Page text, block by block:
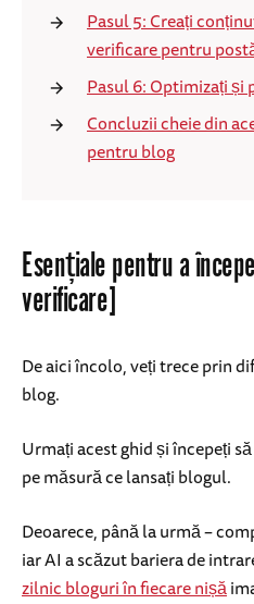
Pasul 5: Creați
verificare pentru
Pasul 6: Optimizați
Concluzii cheie din
pentru blog
Esențiale pentru a
verificare]
De aici încolo, veți trece prin
blog.
Urmați acest ghid și începeți
pe măsură ce lansați blogul.
Deoarece, până la urmă –
iar AI a scăzut bariera de
zilnic bloguri în fiecare nișă